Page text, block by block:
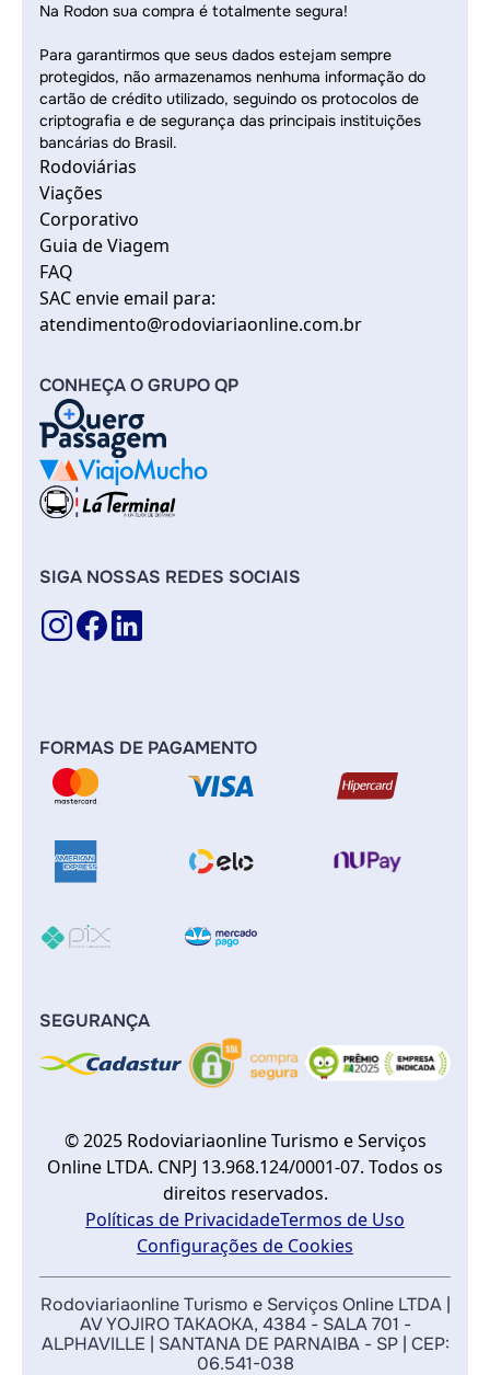
Na Rodon sua compra é totalmente segura!
Para garantirmos que seus dados estejam sempre
protegidos, não armazenamos nenhuma informação do
cartão de crédito utilizado, seguindo os protocolos de
criptografia e de segurança das principais instituições
bancárias do Brasil.
Rodoviárias
Viações
Corporativo
Guia de Viagem
FAQ
SAC envie email para:
atendimento@rodoviariaonline.com.br
CONHEÇA O GRUPO QP
SIGA NOSSAS REDES SOCIAIS
FORMAS DE PAGAMENTO
SEGURANÇA
© 2025 Rodoviariaonline Turismo e Serviços
Online LTDA. CNPJ 13.968.124/0001-07. Todos os
direitos reservados.
Políticas de PrivacidadeTermos de Uso
Configurações de Cookies
Rodoviariaonline Turismo e Serviços Online LTDA |
AV YOJIRO TAKAOKA, 4384 - SALA 701 -
ALPHAVILLE | SANTANA DE PARNAIBA - SP | CEP:
06.541-038